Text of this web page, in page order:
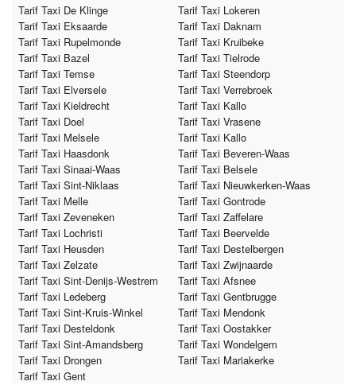
Tarif Taxi De Klinge
Tarif Taxi Lokeren
Tarif Taxi Eksaarde
Tarif Taxi Daknam
Tarif Taxi Rupelmonde
Tarif Taxi Kruibeke
Tarif Taxi Bazel
Tarif Taxi Tielrode
Tarif Taxi Temse
Tarif Taxi Steendorp
Tarif Taxi Elversele
Tarif Taxi Verrebroek
Tarif Taxi Kieldrecht
Tarif Taxi Kallo
Tarif Taxi Doel
Tarif Taxi Vrasene
Tarif Taxi Melsele
Tarif Taxi Kallo
Tarif Taxi Haasdonk
Tarif Taxi Beveren-Waas
Tarif Taxi Sinaai-Waas
Tarif Taxi Belsele
Tarif Taxi Sint-Niklaas
Tarif Taxi Nieuwkerken-Waas
Tarif Taxi Melle
Tarif Taxi Gontrode
Tarif Taxi Zeveneken
Tarif Taxi Zaffelare
Tarif Taxi Lochristi
Tarif Taxi Beervelde
Tarif Taxi Heusden
Tarif Taxi Destelbergen
Tarif Taxi Zelzate
Tarif Taxi Zwijnaarde
Tarif Taxi Sint-Denijs-Westrem
Tarif Taxi Afsnee
Tarif Taxi Ledeberg
Tarif Taxi Gentbrugge
Tarif Taxi Sint-Kruis-Winkel
Tarif Taxi Mendonk
Tarif Taxi Desteldonk
Tarif Taxi Oostakker
Tarif Taxi Sint-Amandsberg
Tarif Taxi Wondelgem
Tarif Taxi Drongen
Tarif Taxi Mariakerke
Tarif Taxi Gent